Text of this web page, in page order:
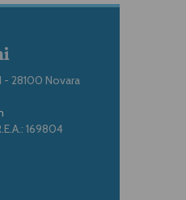
- 28100 Novara
169804